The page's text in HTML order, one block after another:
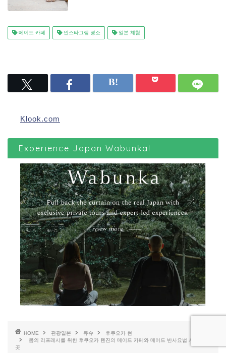
메이드 카페 인스타그램 명소 일본 체험
Klook.com
Experience Japan Wabunka!
HOME 관광일본 큐슈
후쿠오카 현
몸의 리프레시를 위한 후쿠오카 텐진의 메이드 카페와 메이드 반사요법 시술소 4
곳